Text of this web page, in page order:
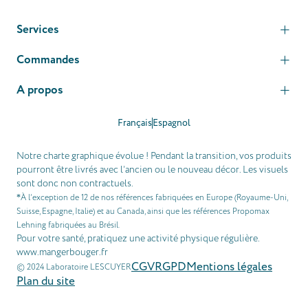
Services
Commandes
A propos
FrançaisEspagnol
Notre charte graphique évolue ! Pendant la transition, vos produits
pourront être livrés avec l’ancien ou le nouveau décor. Les visuels
sont donc non contractuels.
*À l’exception de 12 de nos références fabriquées en Europe (Royaume-Uni,
Suisse, Espagne, Italie) et au Canada, ainsi que les références Propomax
Lehning fabriquées au Brésil.
Pour votre santé, pratiquez une activité physique régulière.
www.mangerbouger.fr
© 2024 Laboratoire LESCUYERCGVRGPDMentions légales
Plan du site